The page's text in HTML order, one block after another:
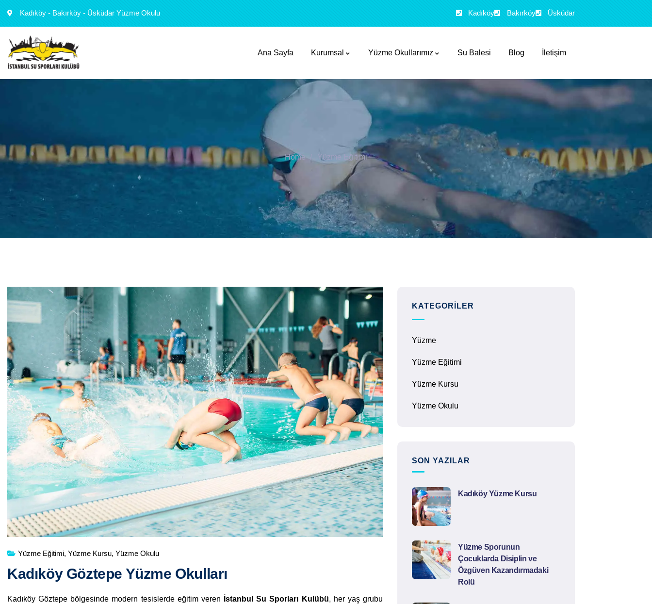
Kadıköy - Bakırköy - Üsküdar Yüzme Okulu Kadıköy Bakırköy Üsküdar
Ana Sayfa Kurumsal Yüzme Okullarımız Su Balesi Blog İletişim
Home Yüzme Eğitimi
Yüzme Eğitimi, Yüzme Kursu, Yüzme Okulu
Kadıköy Göztepe Yüzme Okulları
Kadıköy Göztepe bölgesinde modern tesislerde eğitim veren İstanbul Su Sporları Kulübü, her yaş grubu
KATEGORILER
Yüzme
Yüzme Eğitimi
Yüzme Kursu
Yüzme Okulu
SON YAZILAR
Kadıköy Yüzme Kursu
Yüzme Sporunun
Çocuklarda Disiplin ve
Özgüven Kazandırmadaki
Rolü